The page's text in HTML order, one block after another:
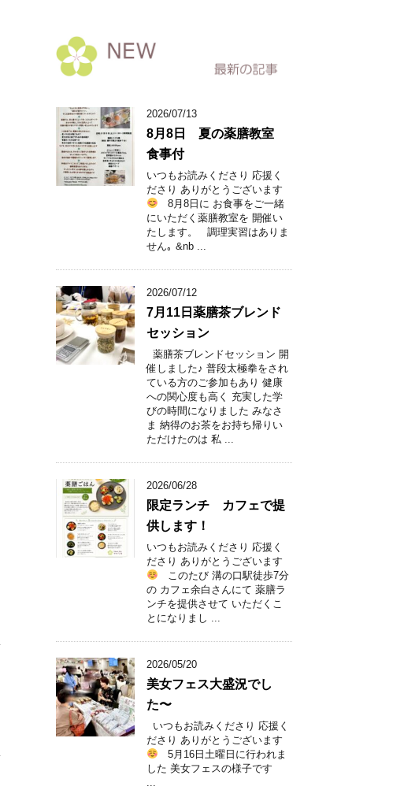
2026/07/13
8月8日 夏の薬膳教室
食事付
いつもお読みくださり 応援く
ださり ありがとうございます
8月8日に お食事をご一緒
にいただく薬膳教室を 開催い
たします。 調理実習はありま
せん｡ &nb ...
2026/07/12
7月11日薬膳茶ブレンド
セッション
薬膳茶ブレンドセッション 開
催しました♪ 普段太極拳をされ
ている方のご参加もあり 健康
への関心度も高く 充実した学
びの時間になりました みなさ
ま 納得のお茶をお持ち帰りい
ただけたのは 私 ...
2026/06/28
限定ランチ カフェで提
供します！
いつもお読みくださり 応援く
ださり ありがとうございます
このたび 溝の口駅徒歩7分
の カフェ余白さんにて 薬膳ラ
ンチを提供させて いただくこ
とになりまし ...
2026/05/20
美女フェス大盛況でし
た〜
いつもお読みくださり 応援く
ださり ありがとうございます
5月16日土曜日に行われま
した 美女フェスの様子です
...